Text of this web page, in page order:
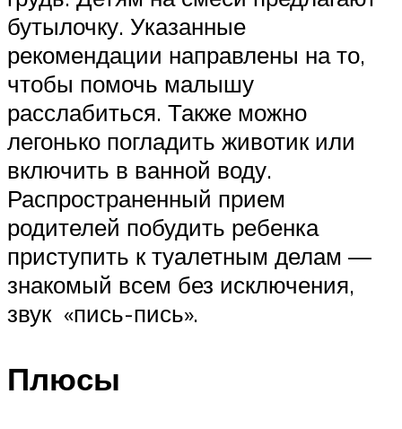
бутылочку. Указанные
рекомендации направлены на то,
чтобы помочь малышу
расслабиться. Также можно
легонько погладить животик или
включить в ванной воду.
Распространенный прием
родителей побудить ребенка
приступить к туалетным делам —
знакомый всем без исключения,
звук «пись-пись».
Плюсы